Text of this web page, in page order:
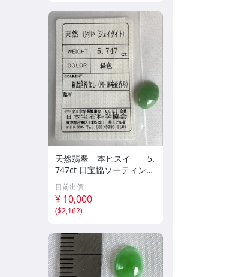
天然翡翠 本ヒスイ 5.
747ct 日宝協ソーティン
グ ルース 天然ひす
い
目前出價
¥ 10,000
($2,162)